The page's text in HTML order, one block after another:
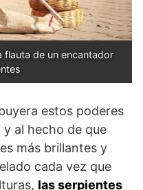
flauta de un encantador
estos poderes
al hecho de que
más brillantes y
cada vez que
las serpientes